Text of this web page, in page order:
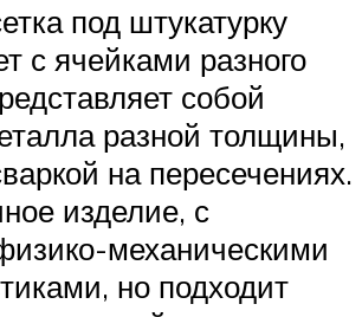
под штукатурку
с ячейками разного
собой
разной толщины,
на пересечениях.
изделие, с
механическими
но подходит